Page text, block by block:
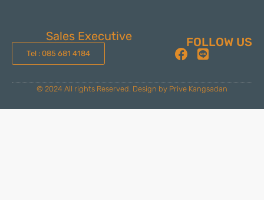
Sales Executive
Tel : 085 681 4184
FOLLOW US
© 2024 All rights Reserved. Design by Prive Kangsadan